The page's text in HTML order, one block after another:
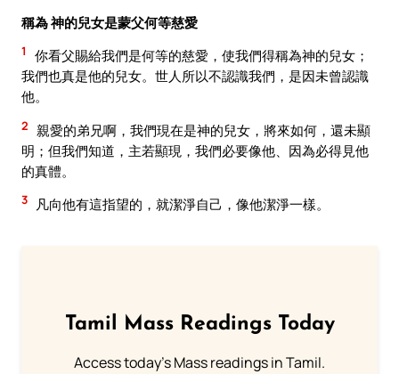
稱為 神的兒女是蒙父何等慈愛
1
你看父賜給我們是何等的慈愛，使我們得稱為神的兒女；
我們也真是他的兒女。世人所以不認識我們，是因未曾認識
他。
2
親愛的弟兄啊，我們現在是神的兒女，將來如何，還未顯
明；但我們知道，主若顯現，我們必要像他、因為必得見他
的真體。
3 凡向他有這指望的，就潔淨自己，像他潔淨一樣。
Tamil Mass Readings Today
Access today's Mass readings in Tamil.